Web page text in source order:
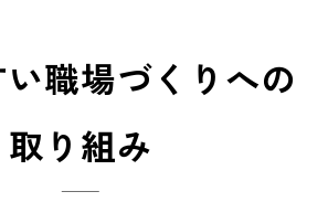
職場づくりへの
取り組み